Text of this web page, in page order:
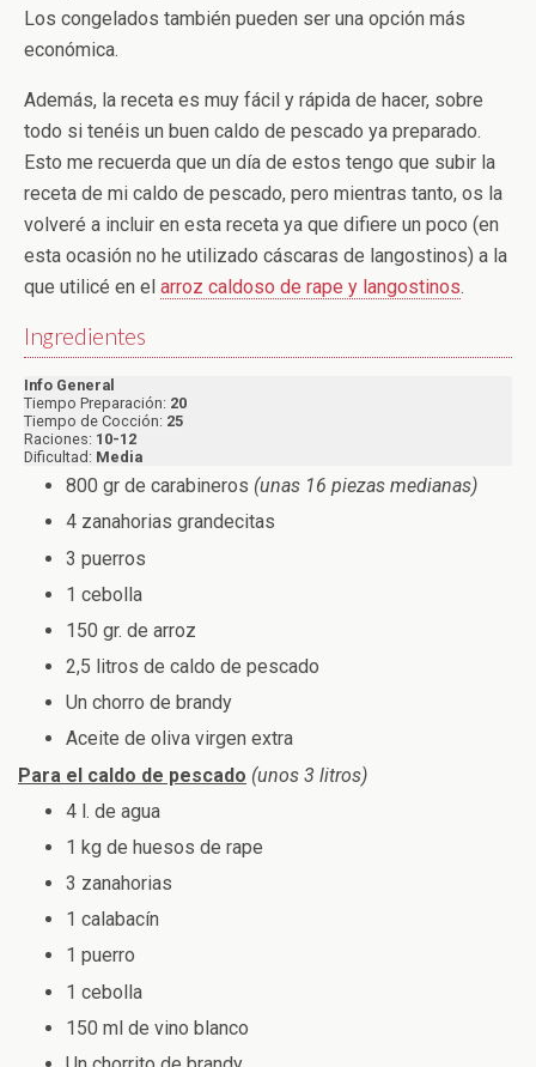
Los congelados también pueden ser una opción más
económica.
Además, la receta es muy fácil y rápida de hacer, sobre
todo si tenéis un buen caldo de pescado ya preparado.
Esto me recuerda que un día de estos tengo que subir la
receta de mi caldo de pescado, pero mientras tanto, os la
volveré a incluir en esta receta ya que difiere un poco (en
esta ocasión no he utilizado cáscaras de langostinos) a la
que utilicé en el arroz caldoso de rape y langostinos.
Ingredientes
Info General
Tiempo Preparación: 20
Tiempo de Cocción: 25
Raciones: 10-12
Dificultad: Media
800 gr de carabineros (unas 16 piezas medianas)
4 zanahorias grandecitas
3 puerros
1 cebolla
150 gr. de arroz
2,5 litros de caldo de pescado
Un chorro de brandy
Aceite de oliva virgen extra
Para el caldo de pescado (unos 3 litros)
4 l. de agua
1 kg de huesos de rape
3 zanahorias
1 calabacín
1 puerro
1 cebolla
150 ml de vino blanco